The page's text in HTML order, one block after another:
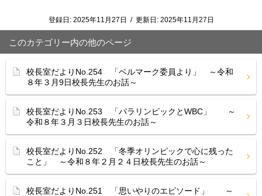
登録日: 2025年11月27日 / 更新日: 2025年11月27日
このカテゴリー内の他のページ
校長室だよりNo.254 「ベルマーク委員より」 ～令和
８年３月9日校長先生のお話～
校長室だよりNo.253 「パラリンピックとWBC」 ～
令和８年３月３日校長先生のお話～
校長室だよりNo.252 「冬季オリンピックで心に残った
こと」 ～令和８年２月２４日校長先生のお話～
校長室だよりNo.251 「思いやりのエピソード」 ～